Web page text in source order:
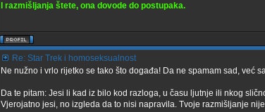
I razmišljanja štete, ona dovode do postupaka.
Re: Star Trek i homoseksualnost
Ne nužno i vrlo rijetko se tako što događa! Da ne spamam sad, već
Da te pitam: Jesi li kad iz bilo kod razloga, u času ljutnje ili nkog
Vjerojatno jesi, no izgleda da to nisi napravila. Tvoje razmišljanje